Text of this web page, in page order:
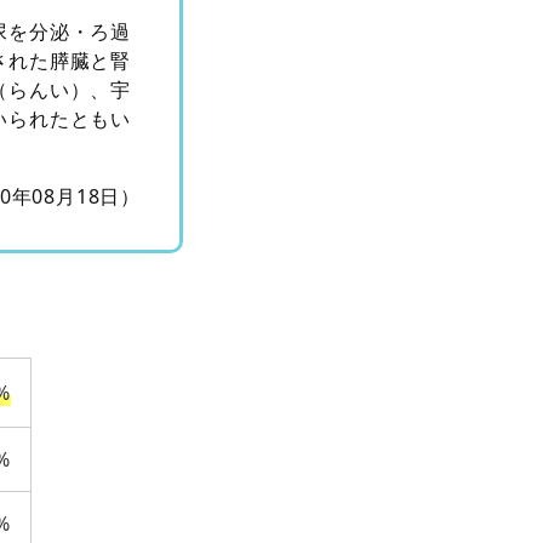
分泌・ろ過
た膵臓と腎
らんい）、宇
れたともい
年08月18日）